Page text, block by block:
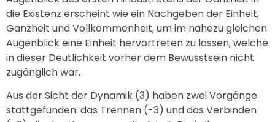
die Existenz erscheint wie ein Nachgeben der Einheit,
Ganzheit und Vollkommenheit, um im nahezu gleichen
Augenblick eine Einheit hervortreten zu lassen, welche
in dieser Deutlichkeit vorher dem Bewusstsein nicht
zugänglich war.
Aus der Sicht der Dynamik (3) haben zwei Vorgänge
stattgefunden: das Trennen (-3) und das Verbinden